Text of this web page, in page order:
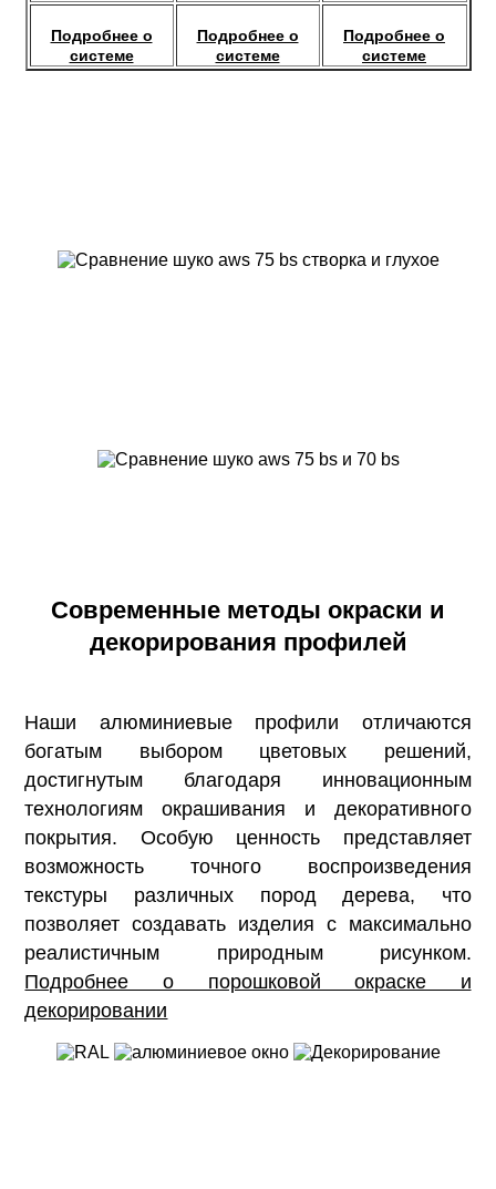
Подробнее о
системе
Подробнее о
системе
Подробнее о
системе
Современные методы окраски и
декорирования профилей
Наши алюминиевые профили отличаются
богатым выбором цветовых решений,
достигнутым благодаря инновационным
технологиям окрашивания и декоративного
покрытия. Особую ценность представляет
возможность точного воспроизведения
текстуры различных пород дерева, что
позволяет создавать изделия с максимально
реалистичным природным рисунком.
Подробнее о порошковой окраске и
декорировании